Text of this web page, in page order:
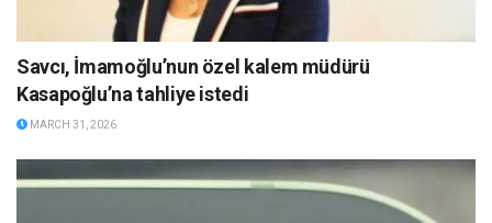
Savcı, İmamoğlu’nun özel kalem müdürü
Kasapoğlu’na tahliye istedi
MARCH 31, 2026